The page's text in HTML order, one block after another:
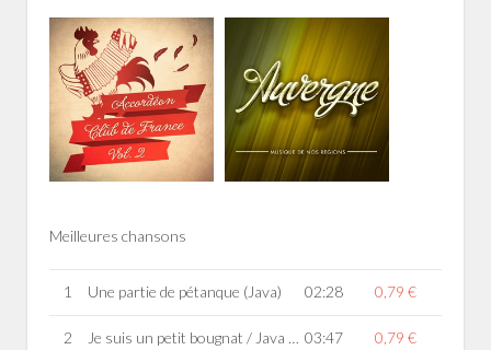
Meilleures chansons
1 Une partie de pétanque (Java) 02:28 0,79 €
2 Je suis un petit bougnat / Java Comm ça (Java) 03:47 0,79 €